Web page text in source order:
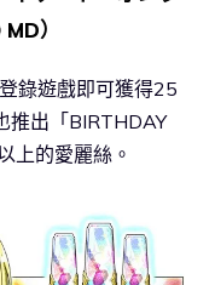
）
錄遊戲即可獲得25
推出「BIRTHDAY
上的愛麗絲。